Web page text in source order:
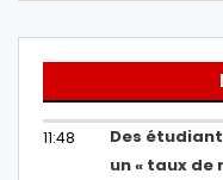
11:48
Des
un « taux de